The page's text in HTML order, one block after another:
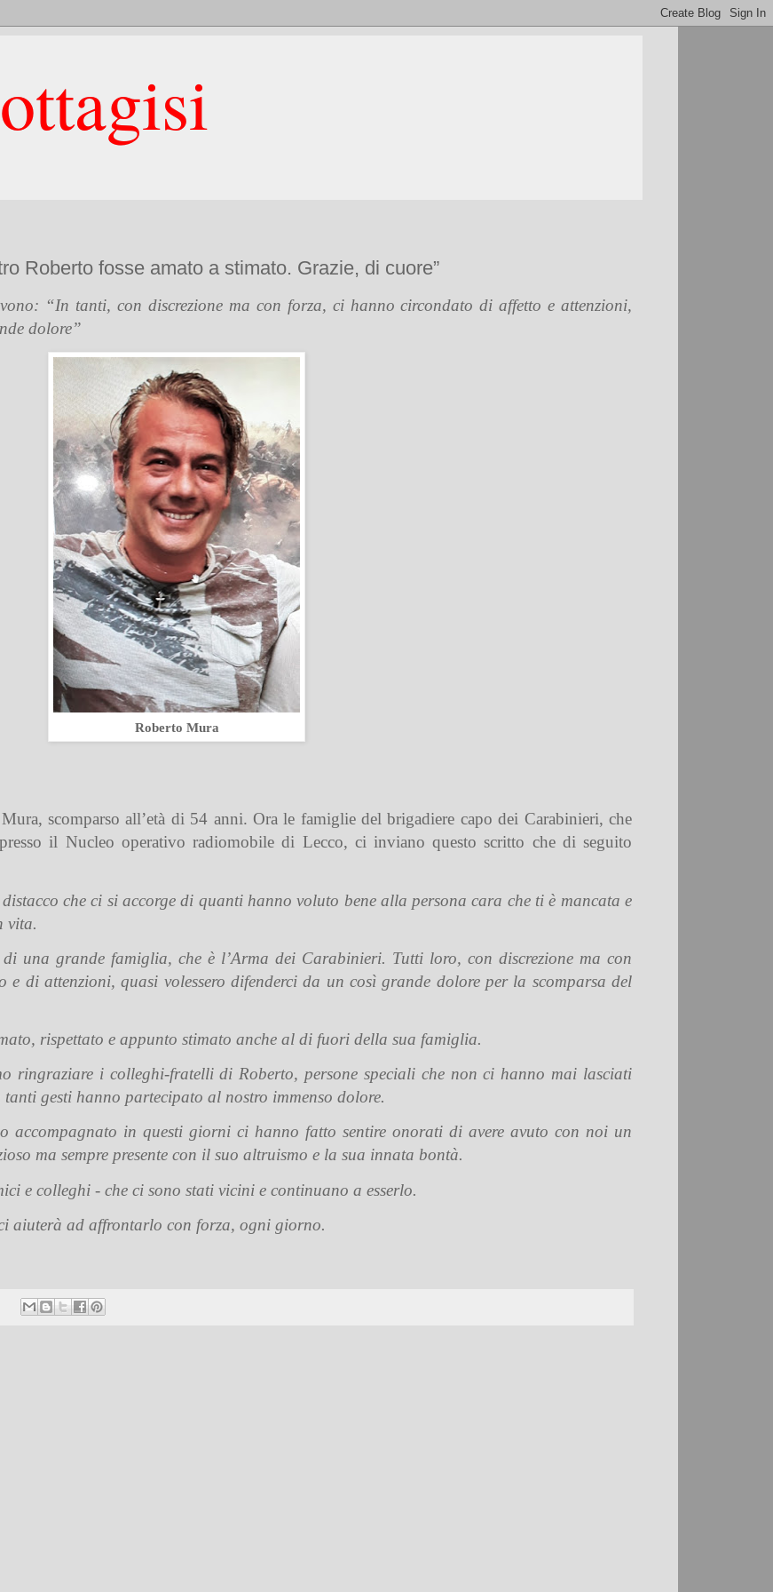
Roberto fosse amato a stimato. Grazie, di cuore”
“In tanti, con discrezione ma con forza, ci hanno circondato di affetto e attenzioni,
dolore”
Roberto Mura
scomparso all’età di 54 anni. Ora le famiglie del brigadiere capo dei Carabinieri, che
il Nucleo operativo radiomobile di Lecco, ci inviano questo scritto che di seguito
che ci si accorge di quanti hanno voluto bene alla persona cara che ti è mancata e
vita.
una grande famiglia, che è l’Arma dei Carabinieri. Tutti loro, con discrezione ma con
di attenzioni, quasi volessero difenderci da un così grande dolore per la scomparsa del
rispettato e appunto stimato anche al di fuori della sua famiglia.
ringraziare i colleghi-fratelli di Roberto, persone speciali che non ci hanno mai lasciati
gesti hanno partecipato al nostro immenso dolore.
accompagnato in questi giorni ci hanno fatto sentire onorati di avere avuto con noi un
ma sempre presente con il suo altruismo e la sua innata bontà.
e colleghi - che ci sono stati vicini e continuano a esserlo.
aiuterà ad affrontarlo con forza, ogni giorno.